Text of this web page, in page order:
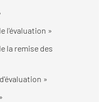
l'évaluation »
la remise des
»